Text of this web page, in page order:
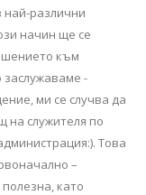
най-различни
начин ще се
към
заслужаваме -
ми се случва да
на служителя по
Това
–
като